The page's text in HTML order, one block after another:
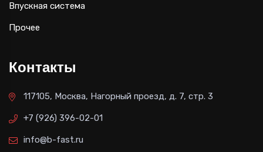
Впускная система
Прочее
Контакты
117105, Москва, Нагорный проезд, д. 7, стр. 3
+7 (926) 396-02-01
info@b-fast.ru